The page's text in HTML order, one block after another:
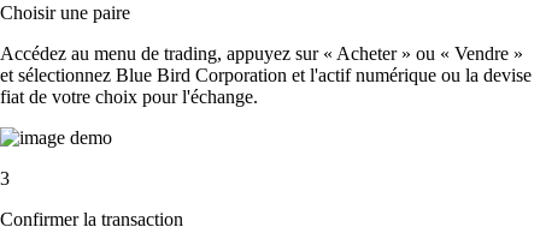
Choisir une paire
Accédez au menu de trading, appuyez sur « Acheter » ou « Vendre »
et sélectionnez Blue Bird Corporation et l'actif numérique ou la devise
fiat de votre choix pour l'échange.
3
Confirmer la transaction